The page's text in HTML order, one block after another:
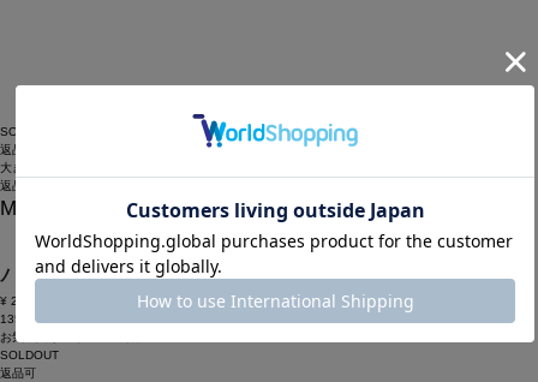
SOLDOUT
返品可
大きいサイズ
返品について
MOGA
【大きいサイズ】ドライオックスクロップド
パンツ
¥ 29,700
(税込)
135ポイント還元 (BIGIポイント)
お気に入りアイテム登録数：
SOLDOUT
返品可